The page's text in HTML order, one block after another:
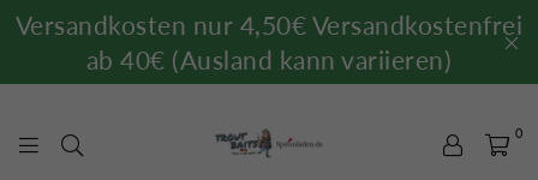
Versandkosten nur 4,50€ Versandkostenfrei
ab 40€ (Ausland kann variieren)
0